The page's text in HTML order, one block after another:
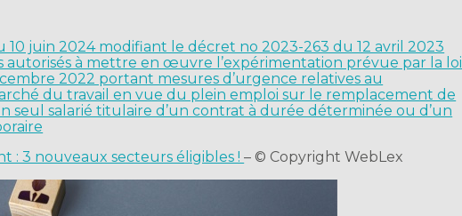
10 juin 2024 modifiant le décret no 2023-263 du 12 avril 2023
autorisés à mettre en œuvre l’expérimentation prévue par la loi
2022 portant mesures d’urgence relatives au
du travail en vue du plein emploi sur le remplacement de
seul salarié titulaire d’un contrat à durée déterminée ou d’un
: 3 nouveaux secteurs éligibles !– © Copyright WebLex